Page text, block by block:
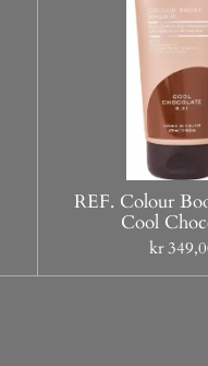
REF. Colour
Cool
kr